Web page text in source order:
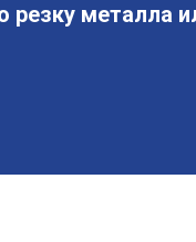
резку металла